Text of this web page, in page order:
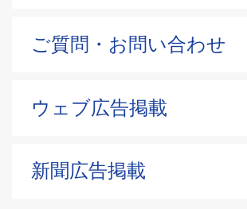
ご質問・お問い合わせ
ウェブ広告掲載
新聞広告掲載